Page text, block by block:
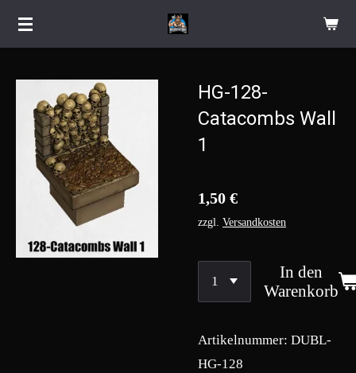
Zum
HG-128-
Catacombs Wall
1
1,50 €
zzgl. Versandkosten
In den
Warenkorb
Artikelnummer: DUBL-
HG-128